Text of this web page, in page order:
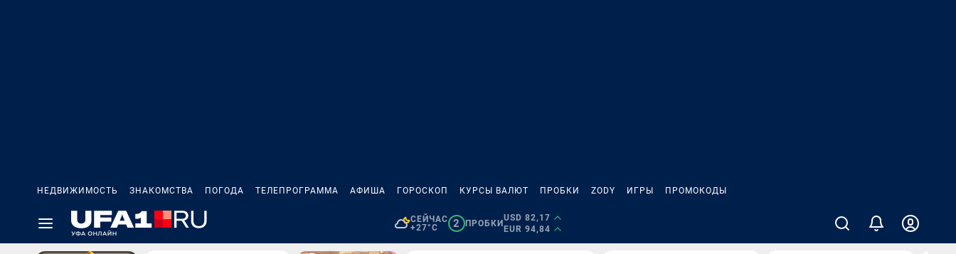
НЕДВИЖИМОСТЬ ЗНАКОМСТВА ПОГОДА ТЕЛЕПРОГРАММА АФИША ГОРОСКОП КУРСЫ ВАЛЮТ ПРОБКИ ZODY ИГРЫ ПРОМОКОДЫ
СЕЙЧАС
+27°C
2 ПРОБКИ
USD 82,17
EUR 94,84